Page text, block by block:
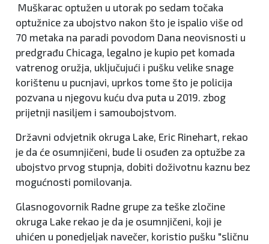
Muškarac optužen u utorak po sedam točaka
optužnice za ubojstvo nakon što je ispalio više od
70 metaka na paradi povodom Dana neovisnosti u
predgrađu Chicaga, legalno je kupio pet komada
vatrenog oružja, uključujući i pušku velike snage
korištenu u pucnjavi, uprkos tome što je policija
pozvana u njegovu kuću dva puta u 2019. zbog
prijetnji nasiljem i samoubojstvom.
Državni odvjetnik okruga Lake, Eric Rinehart, rekao
je da će osumnjičeni, bude li osuđen za optužbe za
ubojstvo prvog stupnja, dobiti doživotnu kaznu bez
mogućnosti pomilovanja.
Glasnogovornik Radne grupe za teške zločine
okruga Lake rekao je da je osumnjičeni, koji je
uhićen u ponedjeljak navečer, koristio pušku "sličnu